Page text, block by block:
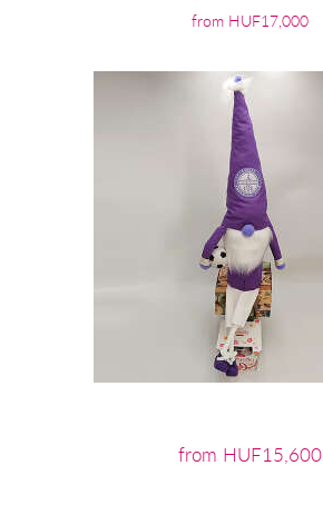
from HUF17,000
from HUF15,600